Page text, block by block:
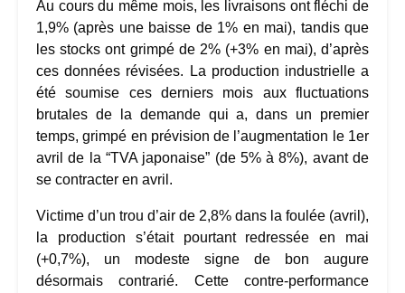
Au cours du même mois, les livraisons ont fléchi de
1,9% (après une baisse de 1% en mai), tandis que
les stocks ont grimpé de 2% (+3% en mai), d’après
ces données révisées. La production industrielle a
été soumise ces derniers mois aux fluctuations
brutales de la demande qui a, dans un premier
temps, grimpé en prévision de l’augmentation le 1er
avril de la “TVA japonaise” (de 5% à 8%), avant de
se contracter en avril.
Victime d’un trou d’air de 2,8% dans la foulée (avril),
la production s’était pourtant redressée en mai
(+0,7%), un modeste signe de bon augure
désormais contrarié. Cette contre-performance